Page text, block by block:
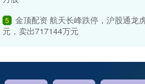
5 金顶配资 航天长峰跌停，沪股通龙
元，卖出717144万元